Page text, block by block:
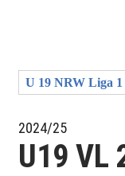
U 19 NRW Liga 1
2024/25
U19 VL